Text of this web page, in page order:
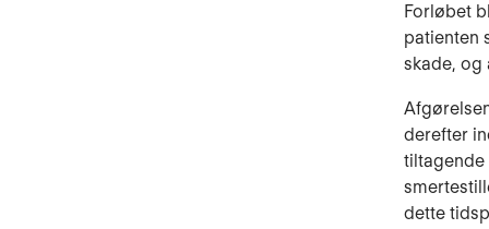
Forløbet
patienten
skade,
derefter
tiltagende
dette